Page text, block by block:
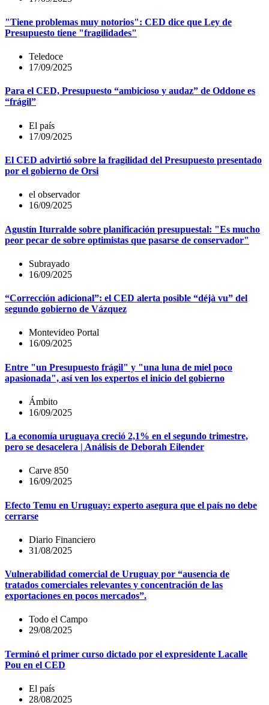
"Tiene problemas muy notorios": CED dice que Ley de
Presupuesto tiene "fragilidades"
Teledoce
17/09/2025
Para el CED, Presupuesto “ambicioso y audaz” de Oddone es
“frágil”
El país
17/09/2025
El CED advirtió sobre la fragilidad del Presupuesto presentado
por el gobierno de Orsi
el observador
16/09/2025
Agustín Iturralde sobre planificación presupuestal: "Es mucho
peor pecar de sobre optimistas que pasarse de conservador"
Subrayado
16/09/2025
“Corrección adicional”: el CED alerta posible “déjà vu” del
segundo gobierno de Vázquez
Montevideo Portal
16/09/2025
Entre "un Presupuesto frágil" y "una luna de miel poco
apasionada", así ven los expertos el inicio del gobierno
Ámbito
16/09/2025
La economía uruguaya creció 2,1% en el segundo trimestre,
pero se desacelera | Análisis de Deborah Eilender
Carve 850
16/09/2025
Efecto Temu en Uruguay: experto asegura que el país no debe
cerrarse
Diario Financiero
31/08/2025
Vulnerabilidad comercial de Uruguay por “ausencia de
tratados comerciales relevantes y concentración de las
exportaciones en pocos mercados”.
Todo el Campo
29/08/2025
Terminó el primer curso dictado por el expresidente Lacalle
Pou en el CED
El país
28/08/2025